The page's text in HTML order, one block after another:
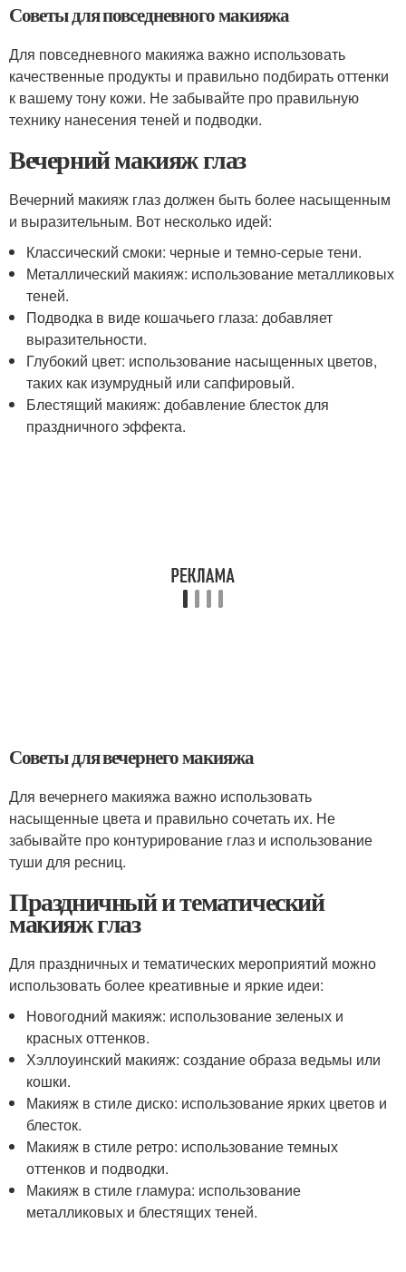
Советы для повседневного макияжа
Для повседневного макияжа важно использовать
качественные продукты и правильно подбирать оттенки
к вашему тону кожи. Не забывайте про правильную
технику нанесения теней и подводки.
Вечерний макияж глаз
Вечерний макияж глаз должен быть более насыщенным
и выразительным. Вот несколько идей:
Классический смоки: черные и темно-серые тени.
Металлический макияж: использование металликовых
теней.
Подводка в виде кошачьего глаза: добавляет
выразительности.
Глубокий цвет: использование насыщенных цветов,
таких как изумрудный или сапфировый.
Блестящий макияж: добавление блесток для
праздничного эффекта.
Советы для вечернего макияжа
Для вечернего макияжа важно использовать
насыщенные цвета и правильно сочетать их. Не
забывайте про контурирование глаз и использование
туши для ресниц.
Праздничный и тематический
макияж глаз
Для праздничных и тематических мероприятий можно
использовать более креативные и яркие идеи:
Новогодний макияж: использование зеленых и
красных оттенков.
Хэллоуинский макияж: создание образа ведьмы или
кошки.
Макияж в стиле диско: использование ярких цветов и
блесток.
Макияж в стиле ретро: использование темных
оттенков и подводки.
Макияж в стиле гламура: использование
металликовых и блестящих теней.